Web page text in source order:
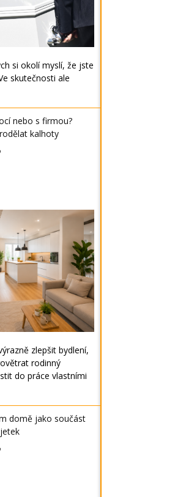
si okolí myslí, že jste
skutečnosti ale
nebo s firmou?
kalhoty
zlepšit bydlení,
rodinný
do práce vlastními
domě jako součást